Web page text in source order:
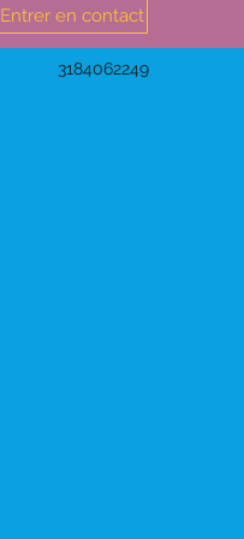
3184062249
Entrer en contact